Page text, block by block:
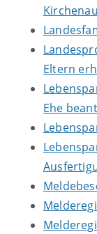
Eltern
Ehe